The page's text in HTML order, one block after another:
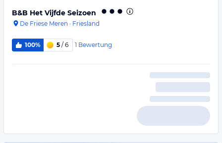
B&B Het Vijfde Seizoen
De Friese Meren · Friesland
100% 5 / 6 1 Bewertung